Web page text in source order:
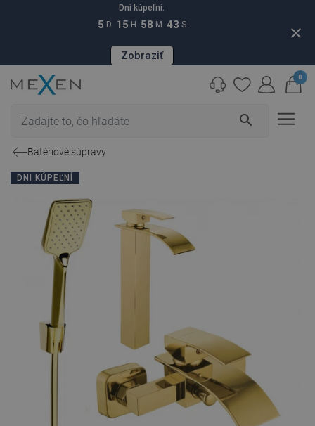
Dni kúpeľní:
5 D 15 H 58 M 42 S
Zobraziť
close
search
0
Batériové súpravy
DNI KÚPEĽNÍ